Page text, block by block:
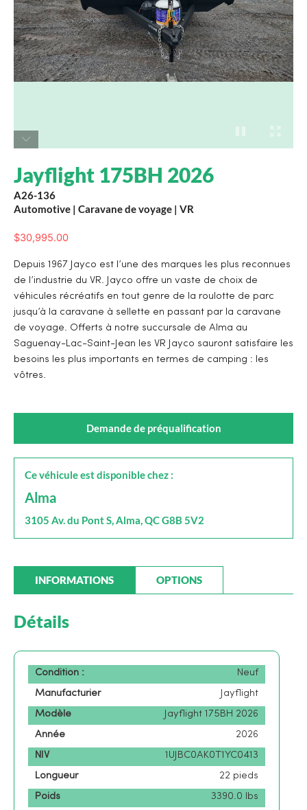
Jayflight 175BH 2026
A26-136
Automotive | Caravane de voyage | VR
$30,995.00
Depuis 1967 Jayco est l’une des marques les plus reconnues
de l’industrie du VR. Jayco offre un vaste de choix de
véhicules récréatifs en tout genre de la roulotte de parc
jusqu’à la caravane à sellette en passant par la caravane
de voyage. Offerts à notre succursale de Alma au
Saguenay-Lac-Saint-Jean les VR Jayco sauront satisfaire les
besoins les plus importants en termes de camping : les
vôtres.
Demande de préqualification
Ce véhicule est disponible chez :
Alma
3105 Av. du Pont S, Alma, QC G8B 5V2
INFORMATIONS OPTIONS
Détails
Condition :
Neuf
Manufacturier
Jayflight
Modèle
Jayflight 175BH 2026
Année
2026
NIV
1UJBC0AK0T1YC0413
Longueur
22 pieds
Poids
3390.0 lbs